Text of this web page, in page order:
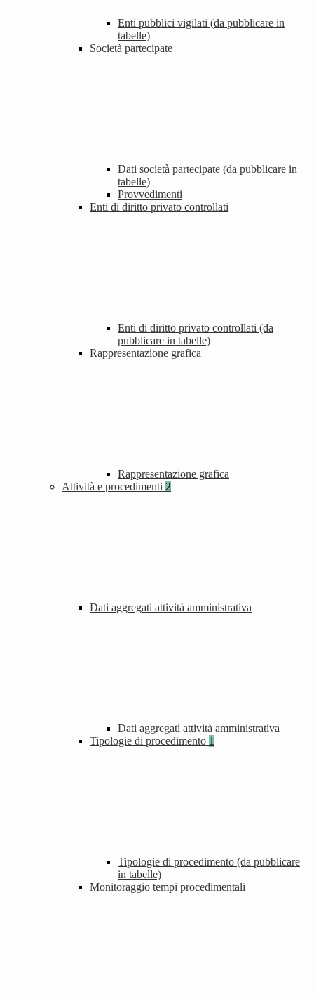
Enti pubblici vigilati (da pubblicare in
tabelle)
Società partecipate
Dati società partecipate (da pubblicare in
tabelle)
Provvedimenti
Enti di diritto privato controllati
Enti di diritto privato controllati (da
pubblicare in tabelle)
Rappresentazione grafica
Rappresentazione grafica
Attività e procedimenti 2
Dati aggregati attività amministrativa
Dati aggregati attività amministrativa
Tipologie di procedimento 1
Tipologie di procedimento (da pubblicare
in tabelle)
Monitoraggio tempi procedimentali